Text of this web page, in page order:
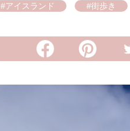
#アイスランド #街歩き